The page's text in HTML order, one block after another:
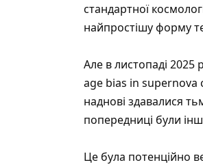
стандартної
найпростішу форму
Але в листопаді 2025
age bias in supernova
наднові здавалися
попередниці були
Це була потенційно